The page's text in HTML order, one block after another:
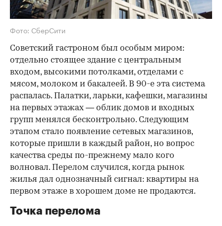
Фото: СберСити
Советский гастроном был особым миром:
отдельно стоящее здание с центральным
входом, высокими потолками, отделами с
мясом, молоком и бакалеей. В 90-е эта система
распалась. Палатки, ларьки, кафешки, магазины
на первых этажах — облик домов и входных
групп менялся бесконтрольно. Следующим
этапом стало появление сетевых магазинов,
которые пришли в каждый район, но вопрос
качества среды по-прежнему мало кого
волновал. Перелом случился, когда рынок
жилья дал однозначный сигнал: квартиры на
первом этаже в хорошем доме не продаются.
Точка перелома